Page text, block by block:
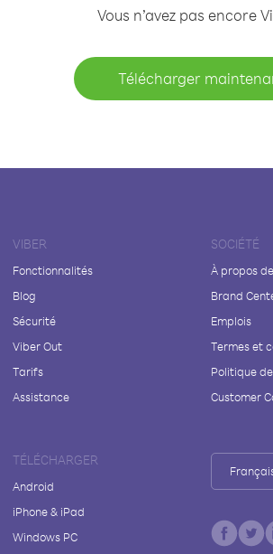
Vous n’avez pas encore
Télécharger
VIBER
Fonctionnalités
Blog
Sécurité
Viber Out
Tarifs
Assistance
SOCIÉTÉ
À propos
Brand
Emplois
Termes et
Politique
Customer
TÉLÉCHARGER
Android
iPhone & iPad
Windows PC